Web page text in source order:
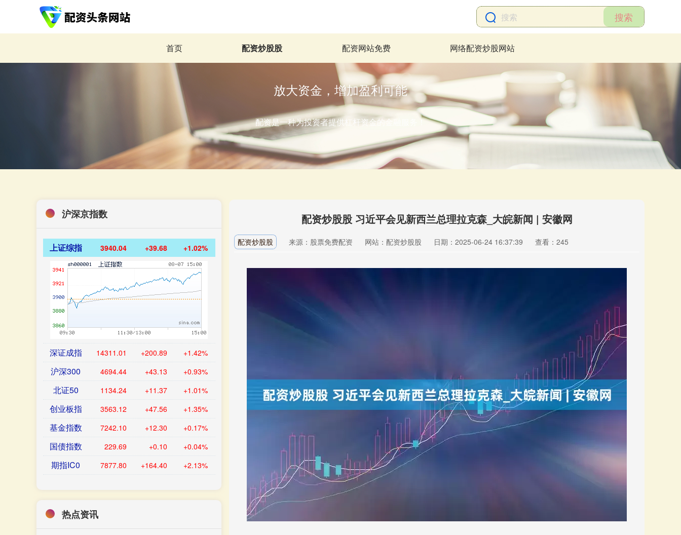
搜索
首页 配资炒股股 配资网站免费 网络配资炒股网站
放大资金，增加盈利可能
配资是一种为投资者提供杠杆资金的金融服务！
配资炒股股 习近平会见新西兰总理拉克森_大皖新闻 | 安徽网
配资炒股股 来源：股票免费配资 网站：配资炒股股 日期：2025-06-24 16:37:39 查看：245
沪深京指数
上证综指 3940.04 +39.68 +1.02%
深证成指 14311.01 +200.89 +1.42%
沪深300 4694.44 +43.13 +0.93%
北证50 1134.24 +11.37 +1.01%
创业板指 3563.12 +47.56 +1.35%
基金指数 7242.10 +12.30 +0.17%
国债指数 229.69 +0.10 +0.04%
期指IC0 7877.80 +164.40 +2.13%
热点资讯